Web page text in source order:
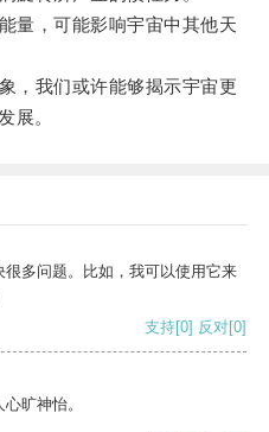
，可能影响宇宙中其他天
我们或许能够揭示宇宙更
展。
多问题。比如，我可以使用它来
支持[0] 反对[0]
旷神怡。